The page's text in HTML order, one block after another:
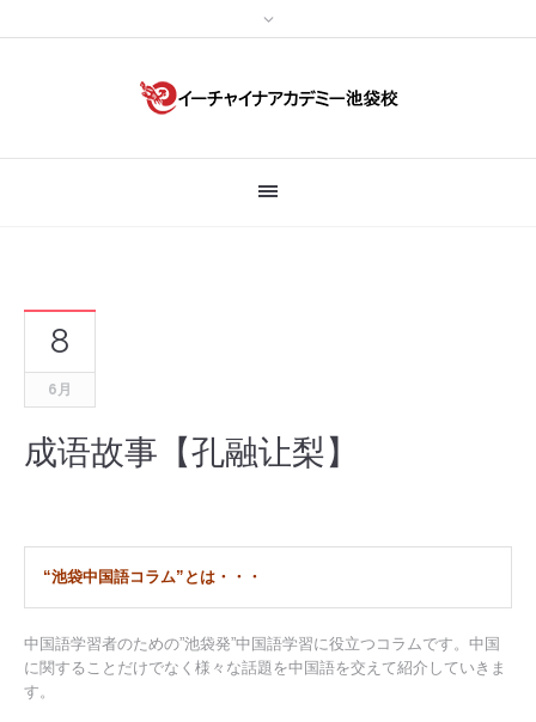
8
6月
成语故事【孔融让梨】
“池袋中国語コラム”とは・・・
中国語学習者のための”池袋発”中国語学習に役立つコラムです。中国
に関することだけでなく様々な話題を中国語を交えて紹介していきま
す。